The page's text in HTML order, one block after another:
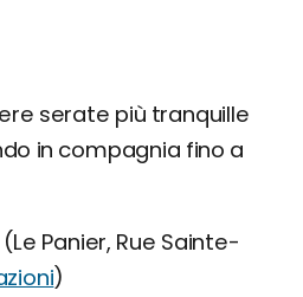
serate più tranquille
in compagnia fino a
(Le Panier, Rue Sainte-
)